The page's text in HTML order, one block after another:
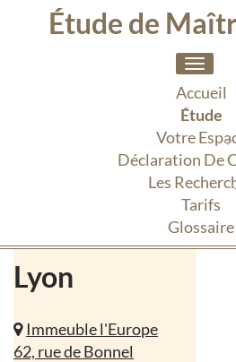
Étude de
Toggle
Accueil
Étude
Votre
Déclaration De
Les
Tarifs
Glossaire
Lyon
Immeuble l'Europe
62, rue de Bonnel